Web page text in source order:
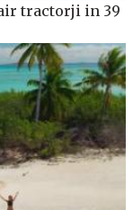
tractorji in 39